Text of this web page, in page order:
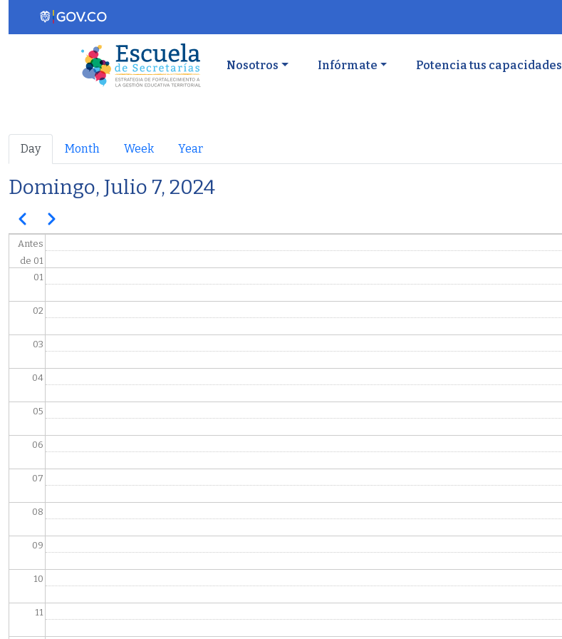
Pasar al contenido principal
Navegación principal
Nosotros Infórmate Potencia tus capacidades
Primary tabs
Day Month Week Year
Domingo, Julio 7, 2024
Paginación
AnteriorSiguiente
Antes
de 01
01
02
03
04
05
06
07
08
09
10
11